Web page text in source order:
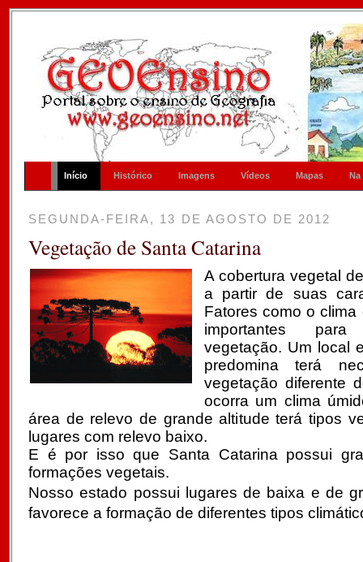
Início Histórico Imagens Vídeos Mapas Na
SEGUNDA-FEIRA, 13 DE AGOSTO DE 2012
Vegetação de Santa Catarina
A cobertura vegetal
a partir de suas
Fatores como o
importantes
vegetação. Um local
predomina terá
vegetação diferente
ocorra um clima
área de relevo de grande altitude terá tipos
lugares com relevo baixo.
E é por isso que Santa Catarina possui
formações vegetais.
Nosso estado possui lugares de baixa e de
favorece a formação de diferentes tipos